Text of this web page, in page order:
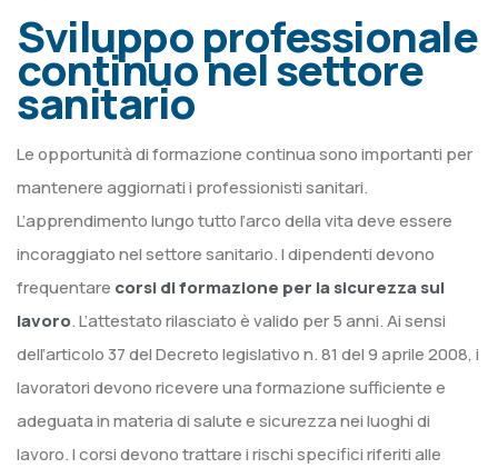
Sviluppo professionale
continuo nel settore
sanitario
Le opportunità di formazione continua sono importanti per
mantenere aggiornati i professionisti sanitari.
L’apprendimento lungo tutto l’arco della vita deve essere
incoraggiato nel settore sanitario. I dipendenti devono
frequentare corsi di formazione per la sicurezza sul
lavoro. L’attestato rilasciato è valido per 5 anni. Ai sensi
dell’articolo 37 del Decreto legislativo n. 81 del 9 aprile 2008, i
lavoratori devono ricevere una formazione sufficiente e
adeguata in materia di salute e sicurezza nei luoghi di
lavoro. I corsi devono trattare i rischi specifici riferiti alle